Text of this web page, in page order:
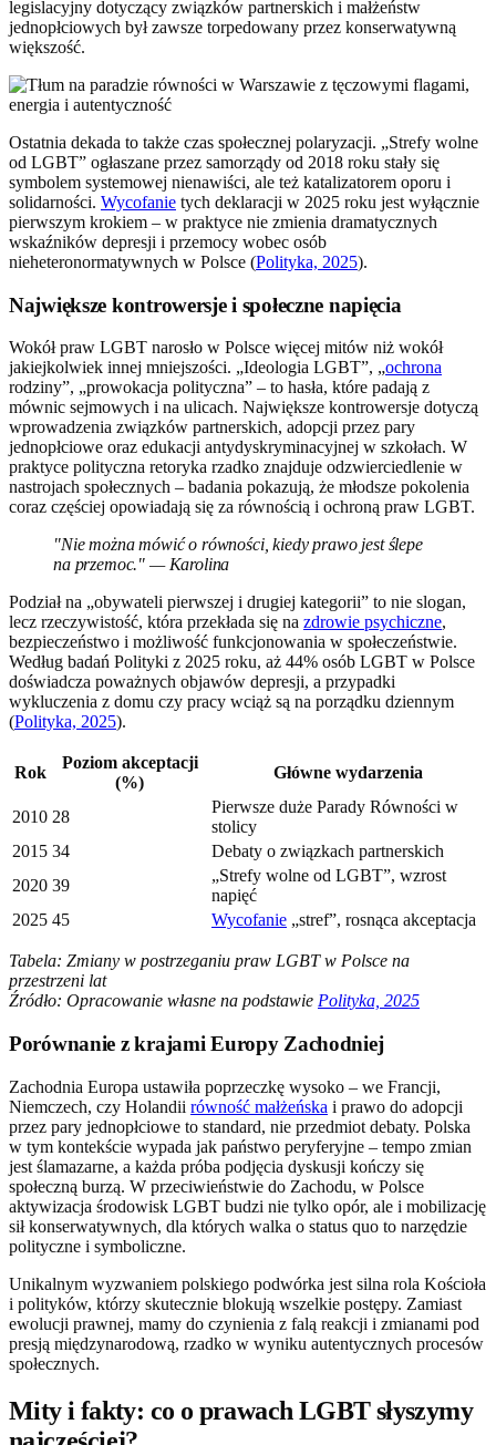
legislacyjny dotyczący związków partnerskich i małżeństw
jednopłciowych był zawsze torpedowany przez konserwatywną
większość.
Ostatnia dekada to także czas społecznej polaryzacji. „Strefy wolne
od LGBT” ogłaszane przez samorządy od 2018 roku stały się
symbolem systemowej nienawiści, ale też katalizatorem oporu i
solidarności. Wycofanie tych deklaracji w 2025 roku jest wyłącznie
pierwszym krokiem – w praktyce nie zmienia dramatycznych
wskaźników depresji i przemocy wobec osób
nieheteronormatywnych w Polsce (Polityka, 2025).
Największe kontrowersje i społeczne napięcia
Wokół praw LGBT narosło w Polsce więcej mitów niż wokół
jakiejkolwiek innej mniejszości. „Ideologia LGBT”, „ochrona
rodziny”, „prowokacja polityczna” – to hasła, które padają z
mównic sejmowych i na ulicach. Największe kontrowersje dotyczą
wprowadzenia związków partnerskich, adopcji przez pary
jednopłciowe oraz edukacji antydyskryminacyjnej w szkołach. W
praktyce polityczna retoryka rzadko znajduje odzwierciedlenie w
nastrojach społecznych – badania pokazują, że młodsze pokolenia
coraz częściej opowiadają się za równością i ochroną praw LGBT.
"Nie można mówić o równości, kiedy prawo jest ślepe
na przemoc." — Karolina
Podział na „obywateli pierwszej i drugiej kategorii” to nie slogan,
lecz rzeczywistość, która przekłada się na zdrowie psychiczne,
bezpieczeństwo i możliwość funkcjonowania w społeczeństwie.
Według badań Polityki z 2025 roku, aż 44% osób LGBT w Polsce
doświadcza poważnych objawów depresji, a przypadki
wykluczenia z domu czy pracy wciąż są na porządku dziennym
(Polityka, 2025).
Rok
Poziom akceptacji
(%)
Główne wydarzenia
2010 28
Pierwsze duże Parady Równości w
stolicy
2015 34
Debaty o związkach partnerskich
2020 39
„Strefy wolne od LGBT”, wzrost
napięć
2025 45 Wycofanie „stref”, rosnąca akceptacja
Tabela: Zmiany w postrzeganiu praw LGBT w Polsce na
przestrzeni lat
Źródło: Opracowanie własne na podstawie Polityka, 2025
Porównanie z krajami Europy Zachodniej
Zachodnia Europa ustawiła poprzeczkę wysoko – we Francji,
Niemczech, czy Holandii równość małżeńska i prawo do adopcji
przez pary jednopłciowe to standard, nie przedmiot debaty. Polska
w tym kontekście wypada jak państwo peryferyjne – tempo zmian
jest ślamazarne, a każda próba podjęcia dyskusji kończy się
społeczną burzą. W przeciwieństwie do Zachodu, w Polsce
aktywizacja środowisk LGBT budzi nie tylko opór, ale i mobilizację
sił konserwatywnych, dla których walka o status quo to narzędzie
polityczne i symboliczne.
Unikalnym wyzwaniem polskiego podwórka jest silna rola Kościoła
i polityków, którzy skutecznie blokują wszelkie postępy. Zamiast
ewolucji prawnej, mamy do czynienia z falą reakcji i zmianami pod
presją międzynarodową, rzadko w wyniku autentycznych procesów
społecznych.
Mity i fakty: co o prawach LGBT słyszymy